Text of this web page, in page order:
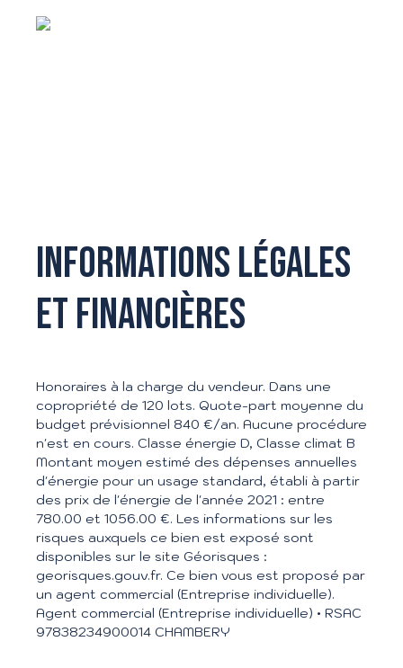
Informations légales
et financières
Honoraires à la charge du vendeur. Dans une
copropriété de 120 lots. Quote-part moyenne du
budget prévisionnel 840 €/an. Aucune procédure
n'est en cours. Classe énergie D, Classe climat B
Montant moyen estimé des dépenses annuelles
d'énergie pour un usage standard, établi à partir
des prix de l'énergie de l'année 2021 : entre
780.00 et 1056.00 €. Les informations sur les
risques auxquels ce bien est exposé sont
disponibles sur le site Géorisques :
georisques.gouv.fr. Ce bien vous est proposé par
un agent commercial (Entreprise individuelle).
Agent commercial (Entreprise individuelle) • RSAC
97838234900014 CHAMBERY